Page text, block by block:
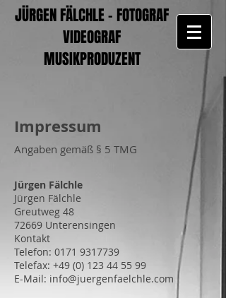
JÜRGEN FÄLCHLE - FOTOGRAF
VIDEOGRAF
MUSIKPRODUZENT
Impressum
Angaben gemäß § 5 TMG
Jürgen Fälchle
Jürgen Fälchle
Greutweg 48
72669 Unterensingen
Kontakt
Telefon: 0171 9317739
Telefax: +49 (0) 123 44 55 99
E-Mail: info@juergenfaelchle.com